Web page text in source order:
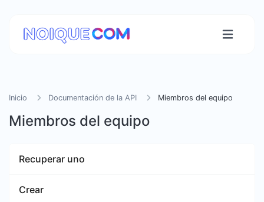
Inicio Documentación de la API Miembros del equipo
Miembros del equipo
Recuperar uno
Crear